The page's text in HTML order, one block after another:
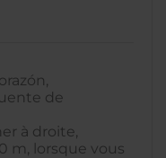
de
à droite,
m, lorsque vous